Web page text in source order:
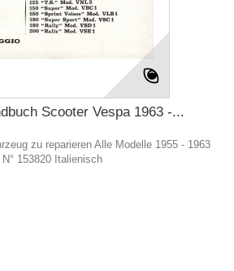
Scooter Vespa 1963 -...
zu reparieren Alle Modelle 1955 - 1963
N° 153820 Italienisch